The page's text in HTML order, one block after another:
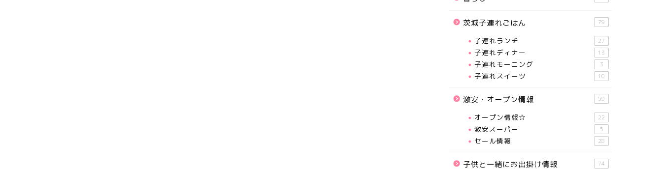
茨城子連れごはん 79
子連れランチ 27
子連れディナー 13
子連れモーニング 3
子連れスイーツ 10
激安・オープン情報 59
オープン情報☆ 22
激安スーパー 5
セール情報 28
子供と一緒にお出掛け情報 74